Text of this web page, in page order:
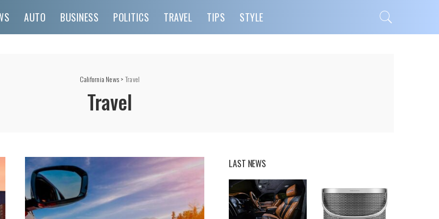
AUTO BUSINESS POLITICS TRAVEL TIPS STYLE
California News>Travel
Travel
LAST NEWS